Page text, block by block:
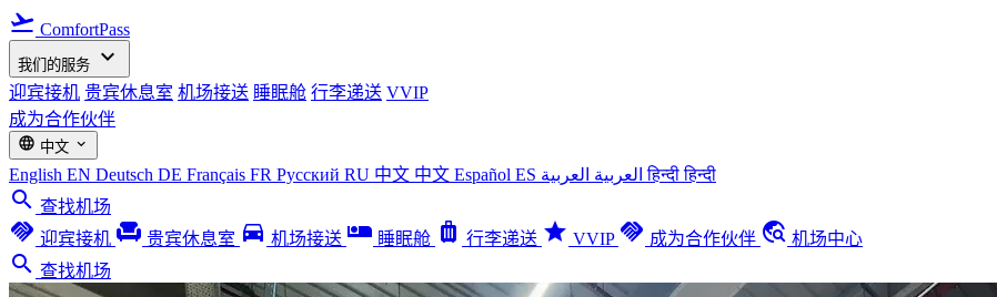
flight_takeoff ComfortPass
我们的服务 expand_more
迎宾接机 贵宾休息室 机场接送 睡眠舱 行李递送 VVIP
成为合作伙伴
language 中文 expand_more
English EN Deutsch DE Français FR Русский RU 中文 中文 Español ES العربية العربية हिन्दीहिन्दी
search 查找机场
handshake 迎宾接机 chair 贵宾休息室 directions_car 机场接送 airline_seat_individual_suite 睡眠舱 luggage 行李递送 star VVIP handshake 成为合作伙伴 travel_explore 机场中心
search 查找机场